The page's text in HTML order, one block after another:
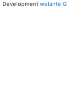
Development welante